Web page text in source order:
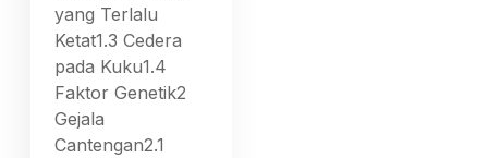
yang Terlalu
Ketat1.3 Cedera
pada Kuku1.4
Faktor Genetik2
Gejala
Cantengan2.1